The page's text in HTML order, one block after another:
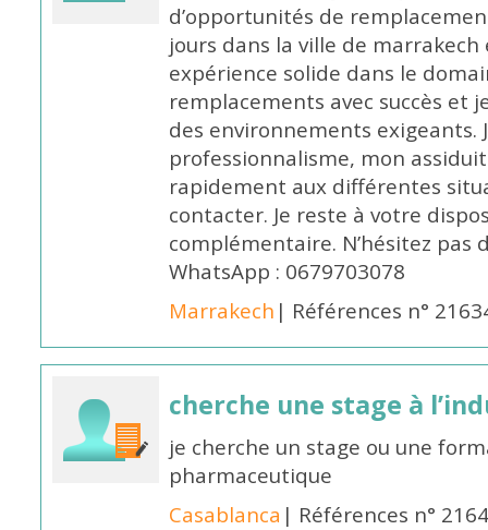
d’opportunités de
jours dans la ville de marrakech
expérience solide dans le
remplacements avec succès et
des environnements exigeants.
professionnalisme, mon
rapidement aux différentes
contacter. Je reste à votre
complémentaire. N’hésitez
WhatsApp : 0679703078
Marrakech | Références n°
cherche une stage à
je cherche un stage ou une
pharmaceutique
Casablanca | Références n°